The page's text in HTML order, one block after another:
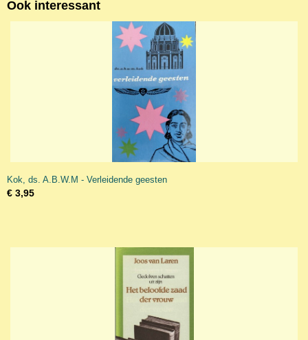
Ook interessant
Kok, ds. A.B.W.M - Verleidende geesten
€ 3,95